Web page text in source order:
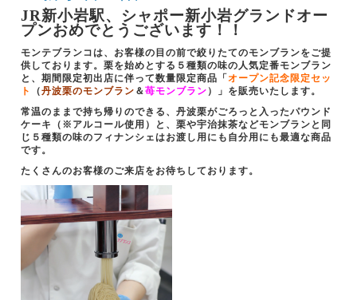
JR新小岩駅、シャポー新小岩グランドオー
プンおめでとうございます！！
モンテブランコは、お客様の目の前で絞りたてのモンブランをご提
供しております。栗を始めとする５種類の味の人気定番モンブラン
と、期間限定初出店に伴って数量限定商品 「オープン記念限定セッ
ト
（丹波栗のモンブラン ＆苺モンブラン ）」を販売いたします。
常温のままで持ち帰りのできる、丹波栗がごろっと入ったパウンド
ケーキ（※アルコール使用）と、栗や宇治抹茶などモンブランと同
じ５種類の味のフィナンシェはお渡し用にも自分用にも最適な商品
です。
たくさんのお客様のご来店をお待ちしております。